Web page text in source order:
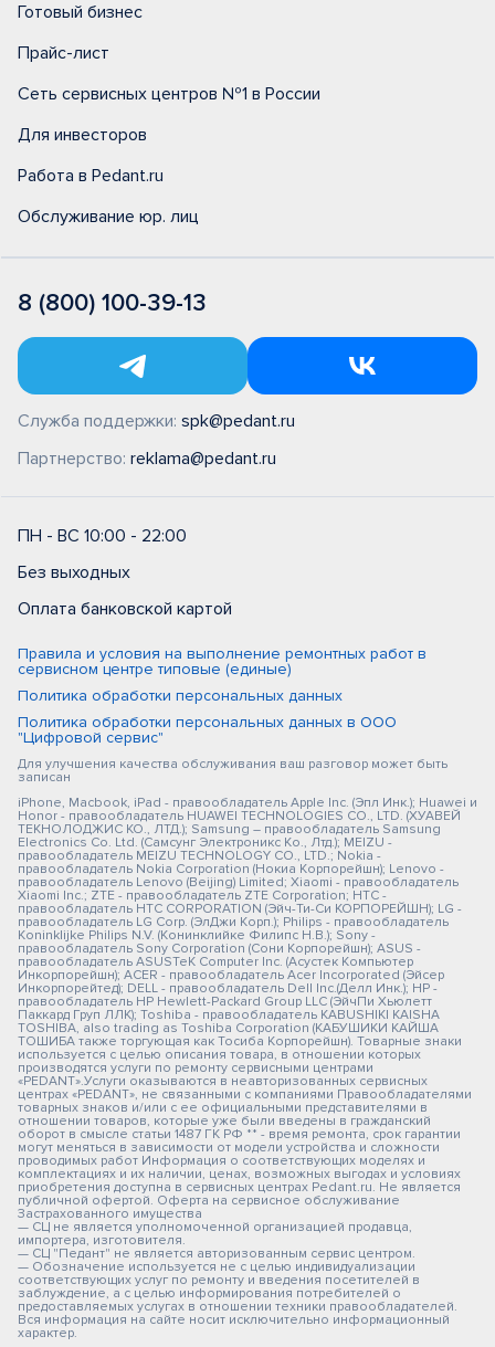
Готовый бизнес
Прайс-лист
Сеть сервисных центров №1 в России
Для инвесторов
Работа в Pedant.ru
Обслуживание юр. лиц
8 (800) 100-39-13
Служба поддержки: spk@pedant.ru
Партнерство: reklama@pedant.ru
ПН - ВС 10:00 - 22:00
Без выходных
Оплата банковской картой
Правила и условия на выполнение ремонтных работ в
сервисном центре типовые (единые)
Политика обработки персональных данных
Политика обработки персональных данных в ООО
"Цифровой сервис"
Для улучшения качества обслуживания ваш разговор может быть
записан
iPhone, Macbook, iPad - правообладатель Apple Inc. (Эпл Инк.); Huawei и
Honor - правообладатель HUAWEI TECHNOLOGIES CO., LTD. (ХУАВЕЙ
ТЕКНОЛОДЖИС КО., ЛТД.); Samsung – правообладатель Samsung
Electronics Co. Ltd. (Самсунг Электроникс Ко., Лтд.); MEIZU -
правообладатель MEIZU TECHNOLOGY CO., LTD.; Nokia -
правообладатель Nokia Corporation (Нокиа Корпорейшн); Lenovo -
правообладатель Lenovo (Beijing) Limited; Xiaomi - правообладатель
Xiaomi Inc.; ZTE - правообладатель ZTE Corporation; HTC -
правообладатель HTC CORPORATION (Эйч-Ти-Си КОРПОРЕЙШН); LG -
правообладатель LG Corp. (ЭлДжи Корп.); Philips - правообладатель
Koninklijke Philips N.V. (Конинклийке Филипс Н.В.); Sony -
правообладатель Sony Corporation (Сони Корпорейшн); ASUS -
правообладатель ASUSTeK Computer Inc. (Асустек Компьютер
Инкорпорейшн); ACER - правообладатель Acer Incorporated (Эйсер
Инкорпорейтед); DELL - правообладатель Dell Inc.(Делл Инк.); HP -
правообладатель HP Hewlett-Packard Group LLC (ЭйчПи Хьюлетт
Паккард Груп ЛЛК); Toshiba - правообладатель KABUSHIKI KAISHA
TOSHIBA, also trading as Toshiba Corporation (КАБУШИКИ КАЙША
ТОШИБА также торгующая как Тосиба Корпорейшн). Товарные знаки
используется с целью описания товара, в отношении которых
производятся услуги по ремонту сервисными центрами
«PEDANT».Услуги оказываются в неавторизованных сервисных
центрах «PEDANT», не связанными с компаниями Правообладателями
товарных знаков и/или с ее официальными представителями в
отношении товаров, которые уже были введены в гражданский
оборот в смысле статьи 1487 ГК РФ ** - время ремонта, срок гарантии
могут меняться в зависимости от модели устройства и сложности
проводимых работ Информация о соответствующих моделях и
комплектациях и их наличии, ценах, возможных выгодах и условиях
приобретения доступна в сервисных центрах Pedant.ru. Не является
публичной офертой. Оферта на сервисное обслуживание
Застрахованного имущества
— СЦ не является уполномоченной организацией продавца,
импортера, изготовителя.
— СЦ "Педант" не является авторизованным сервис центром.
— Обозначение используется не с целью индивидуализации
соответствующих услуг по ремонту и введения посетителей в
заблуждение, а с целью информирования потребителей о
предоставляемых услугах в отношении техники правообладателей.
Вся информация на сайте носит исключительно информационный
характер.